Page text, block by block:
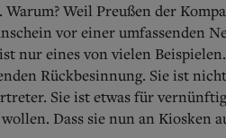
Weil Preußen der
vor einer umfassenden
nur eines von vielen
Rückbesinnung. Sie ist
Sie ist etwas für
Dass sie nun an Kiosken